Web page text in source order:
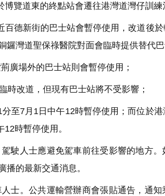
覽道東的終點站會遷往港灣道灣仔訓練
德新街的巴士站會暫停使用，改道後
灣道聖保祿醫院對面會臨時提供替代巴
廣場外的巴士站則會暫停使用；
改道，但現有巴士站將不受影響；
至7月1日中午12時暫停使用；而位於
時暫停使用。
駛人士應避免駕車前往受影響的地方。
播的最新交通消息。
士。公共運輸營辦商會張貼通告，通知